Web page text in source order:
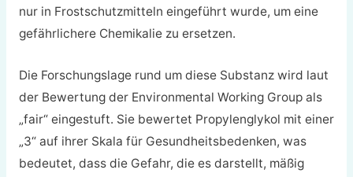
nur in Frostschutzmitteln eingeführt wurde, um eine
gefährlichere Chemikalie zu ersetzen.
Die Forschungslage rund um diese Substanz wird laut
der Bewertung der Environmental Working Group als
„fair“ eingestuft. Sie bewertet Propylenglykol mit einer
„3“ auf ihrer Skala für Gesundheitsbedenken, was
bedeutet, dass die Gefahr, die es darstellt, mäßig